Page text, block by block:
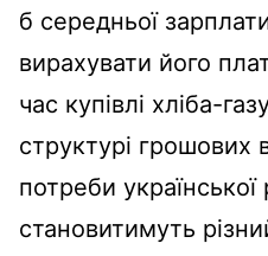
б середньої
вирахувати його
час купівлі хліба-
структурі грошових
потреби
становитимуть